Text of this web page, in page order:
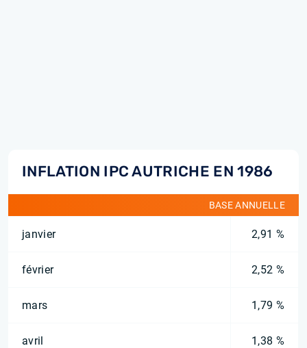
INFLATION IPC AUTRICHE EN 1986
BASE ANNUELLE
janvier 2,91 %
février 2,52 %
mars 1,79 %
avril 1,38 %